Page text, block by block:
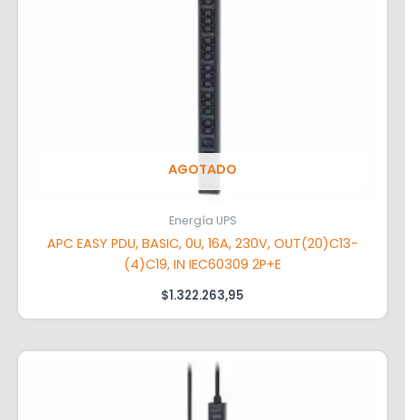
AGOTADO
Energía UPS
APC EASY PDU, BASIC, 0U, 16A, 230V, OUT(20)C13-
(4)C19, IN IEC60309 2P+E
$1.322.263,95